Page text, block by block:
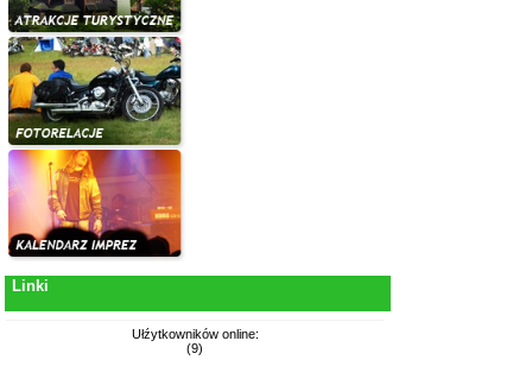
Linki
Ułźytkowników online:
(9)